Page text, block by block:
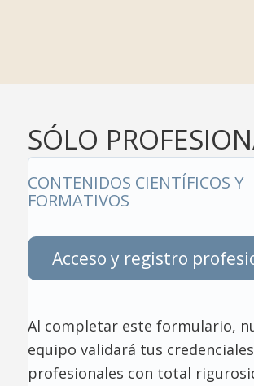
SÓLO
CONTENIDOS CIENTÍFICOS Y
FORMATIVOS
Acceso y registro
Al completar este formulario,
equipo validará tus credenciales
profesionales con total